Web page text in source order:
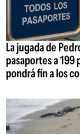
La jugada de
pasaportes a 199
pondrá fin a los